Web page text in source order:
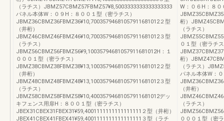
（ラチス）JBMZ57CBMZ57FBMZ57¥8,5003333333333333333
パネル本体W：０９H：８００１型（密ラチス）
JBMZ36CBMZ36FBMZ36¥10,70035794681057911681012２型
（井桁）
JBMZ46CBMZ46FBMZ46¥10,70035794681057911681012３型
（ラチス）
JBMZ56CBMZ56FBMZ56¥9,10035794681057911681012H：１
０００１型（密ラチス）
JBMZ38CBMZ38FBMZ38¥13,10035794681057911681012２型
（井桁）
JBMZ48CBMZ48FBMZ48¥13,10035794681057911681012３型
（ラチス）
JBMZ58CBMZ58FBMZ58¥10,40035794681057911681012デッ
キフェンス用扉H：８００１型（密ラチス）
JBEX31CBEX31FBEX31¥59,4001111111111111111２型（井桁）
JBEX41CBEX41FBEX41¥59,4001111111111111111３型（ラチ
W：０６H：８０
桁）
（ラチス）
０１型（密ラチ
桁）
（ラチス）
パネル本体W：
（井桁）
（ラチス）
０００１型（密